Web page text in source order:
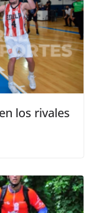
los rivales